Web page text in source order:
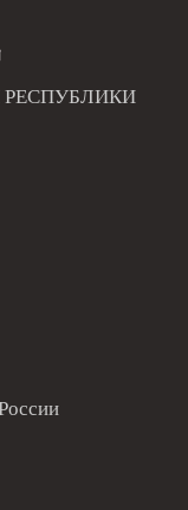
РЕСПУБЛИКИ